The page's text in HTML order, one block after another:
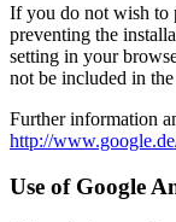
If you do not wish to
preventing the
setting in your
not be included in
Further information
http://
Use of Google